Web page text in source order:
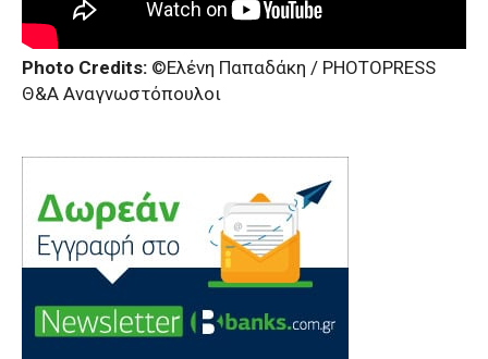
Photo Credits: ©Ελένη Παπαδάκη / PHOTOPRESS
Θ&Α Αναγνωστόπουλοι